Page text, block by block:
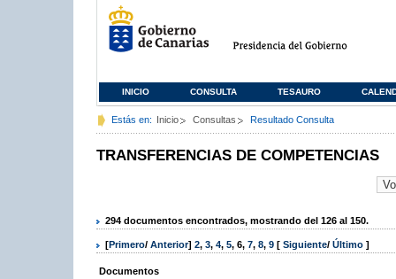
INICIO CONSULTA TESAURO
Estás en: Inicio Consultas Resultado Consulta
TRANSFERENCIAS DE COMPETENCIAS
294 documentos encontrados, mostrando del 126 al 150.
[Primero/ Anterior] 2, 3, 4, 5, 6, 7, 8, 9 [ Siguiente/ Último ]
Documentos